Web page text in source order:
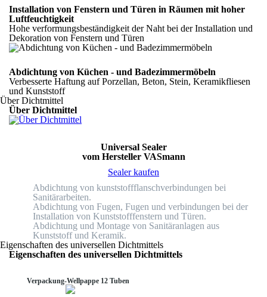
Installation von Fenstern und Türen in Räumen mit hoher
Luftfeuchtigkeit
Hohe verformungsbeständigkeit der Naht bei der Installation und
Dekoration von Fenstern und Türen
Abdichtung von Küchen - und Badezimmermöbeln
Verbesserte Haftung auf Porzellan, Beton, Stein, Keramikfliesen
und Kunststoff
Über Dichtmittel
Über Dichtmittel
Universal Sealer
vom Hersteller VASmann
Sealer kaufen
Abdichtung von kunststoffflanschverbindungen bei
Sanitärarbeiten.
Abdichtung von Fugen, Fugen und verbindungen bei der
Installation von Kunststofffenstern und Türen.
Abdichtung und Montage von Sanitäranlagen aus
Kunststoff und Keramik.
Eigenschaften des universellen Dichtmittels
Eigenschaften des universellen Dichtmittels
Verpackung-Wellpappe 12 Tuben